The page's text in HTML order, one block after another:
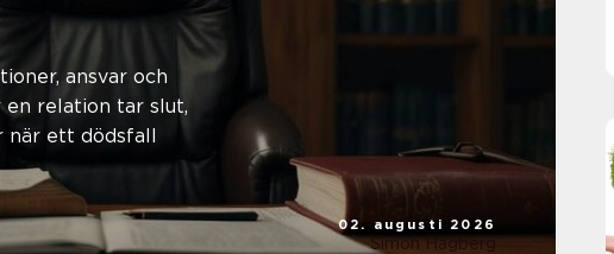
i
ansvar och
en relation tar slut,
när ett dödsfall
02. augusti 2026
Simon Hagberg